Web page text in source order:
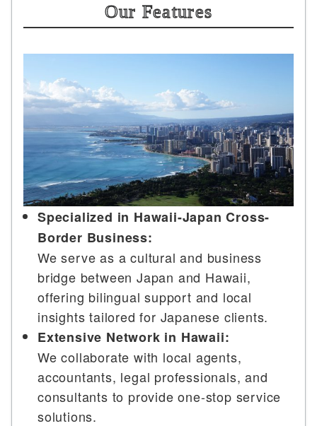
Our Features
Specialized in Hawaii-Japan Cross-
Border Business:
We serve as a cultural and business
bridge between Japan and Hawaii,
offering bilingual support and local
insights tailored for Japanese clients.
Extensive Network in Hawaii:
We collaborate with local agents,
accountants, legal professionals, and
consultants to provide one-stop service
solutions.